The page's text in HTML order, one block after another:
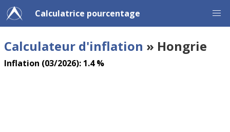
Calculatrice pourcentage
Calculateur d'inflation » Hongrie
Inflation (03/2026): 1.4 %